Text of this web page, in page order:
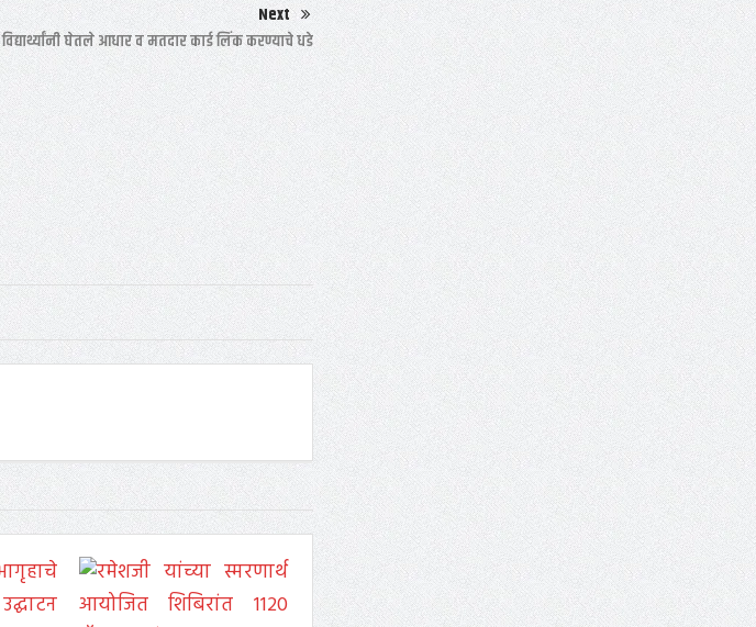
Next
विद्यार्थ्यांनी घेतले आधार व मतदार कार्ड लिंक करण्याचे धडे